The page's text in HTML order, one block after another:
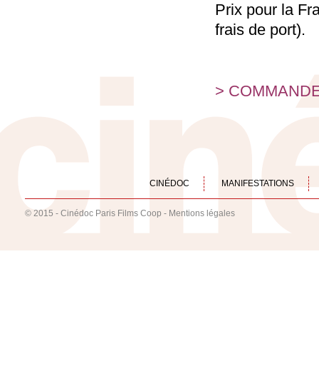
Prix pour la
frais de port).
>
CINÉDOC MANIFESTATIONS
© 2015 - Cinédoc Paris Films Coop - Mentions légales